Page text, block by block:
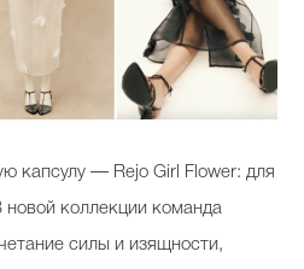
капсулу — Rejo Girl Flower: для
коллекции команда
силы и изящности,